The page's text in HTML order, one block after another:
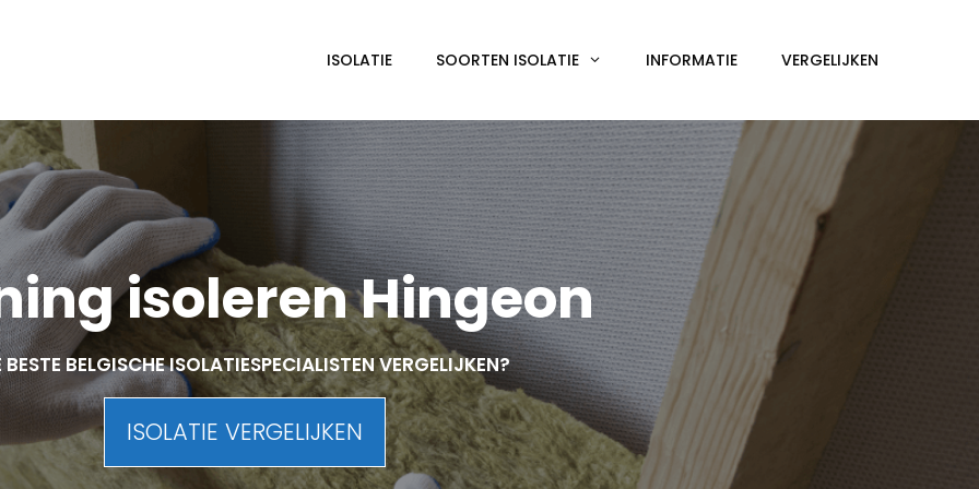
ISOLATIE SOORTEN ISOLATIE INFORMATIE VERGELIJKEN
isoleren Hingeon
BESTE BELGISCHE ISOLATIESPECIALISTEN VERGELIJKEN?
ISOLATIE VERGELIJKEN